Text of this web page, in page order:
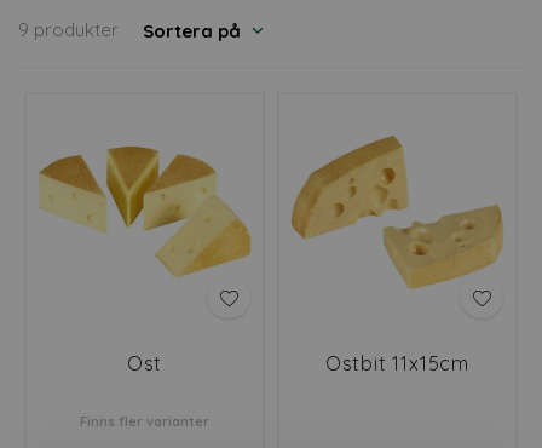
9 produkter Sortera på
Ost
Finns fler varianter
Ostbit 11x15cm